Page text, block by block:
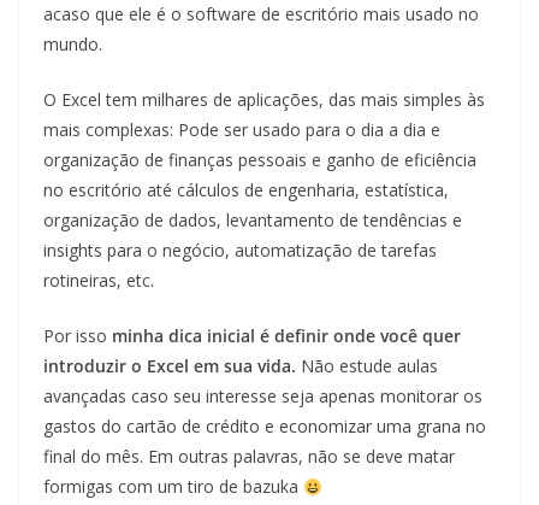
acaso que ele é o software de escritório mais usado no
mundo.
O Excel tem milhares de aplicações, das mais simples às
mais complexas: Pode ser usado para o dia a dia e
organização de finanças pessoais e ganho de eficiência
no escritório até cálculos de engenharia, estatística,
organização de dados, levantamento de tendências e
insights para o negócio, automatização de tarefas
rotineiras, etc.
Por isso minha dica inicial é definir onde você quer
introduzir o Excel em sua vida. Não estude aulas
avançadas caso seu interesse seja apenas monitorar os
gastos do cartão de crédito e economizar uma grana no
final do mês. Em outras palavras, não se deve matar
formigas com um tiro de bazuka